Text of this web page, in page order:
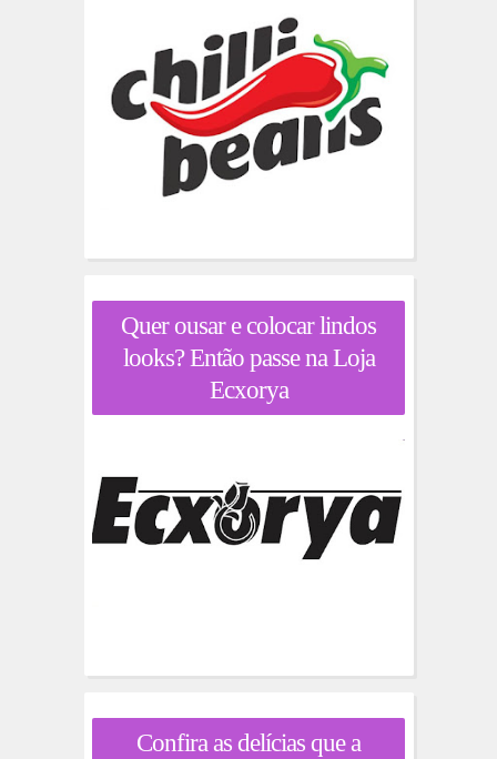
Quer ousar e colocar lindos
looks? Então passe na Loja
Ecxorya
Confira as delícias que a